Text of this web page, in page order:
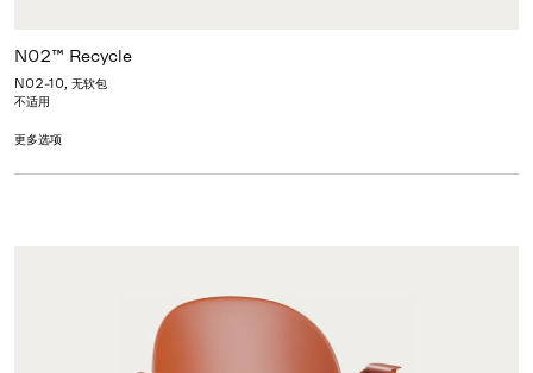
N02™ Recycle
N02-10, 无软包
不适用
更多选项